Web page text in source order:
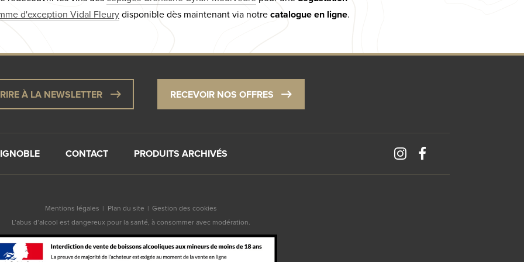
d'exception Vidal Fleury disponible dès maintenant via notre catalogue en ligne.
À LA NEWSLETTER RECEVOIR NOS OFFRES
CONTACT PRODUITS ARCHIVÉS
Mentions légales Plan du site
Gestion des cookies
L’abus d’alcool est dangereux pour la santé, à consommer avec modération.